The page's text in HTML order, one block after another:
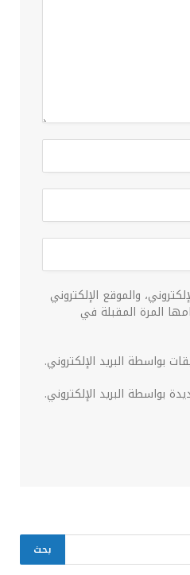
والموقع الإلكتروني
المرة المقبلة في
بواسطة البريد الإلكتروني.
بواسطة البريد الإلكتروني.